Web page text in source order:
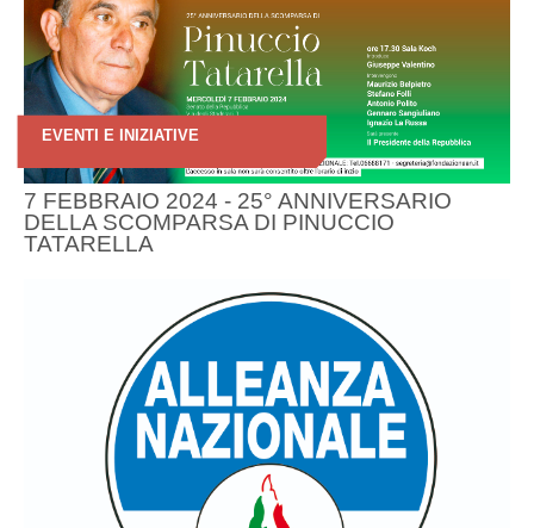
EVENTI E INIZIATIVE
7 FEBBRAIO 2024 - 25° ANNIVERSARIO
DELLA SCOMPARSA DI PINUCCIO
TATARELLA